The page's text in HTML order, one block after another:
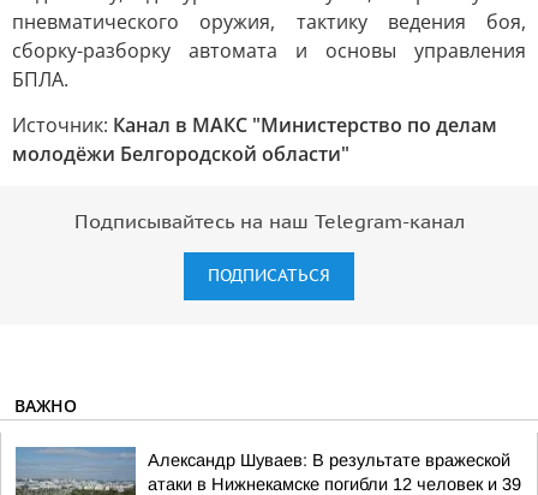
пневматического оружия, тактику ведения боя,
сборку-разборку автомата и основы управления
БПЛА.
Источник: Канал в МАКС "Министерство по делам
молодёжи Белгородской области"
Подписывайтесь на наш Telegram-канал
ПОДПИСАТЬСЯ
ВАЖНО
Александр Шуваев: В результате вражеской
атаки в Нижнекамске погибли 12 человек и 39